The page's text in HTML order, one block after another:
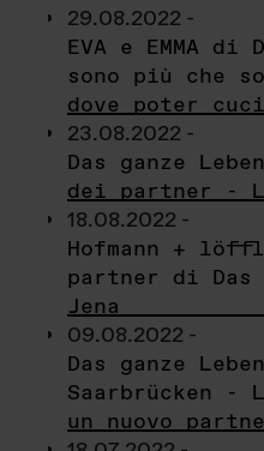
29.08.2022 -
EVA e EMMA di
sono più che
dove poter
23.08.2022 -
Das ganze
dei partner -
18.08.2022 -
Hofmann +
partner di Das
Jena
09.08.2022 -
Das ganze
Saarbrücken -
un nuovo